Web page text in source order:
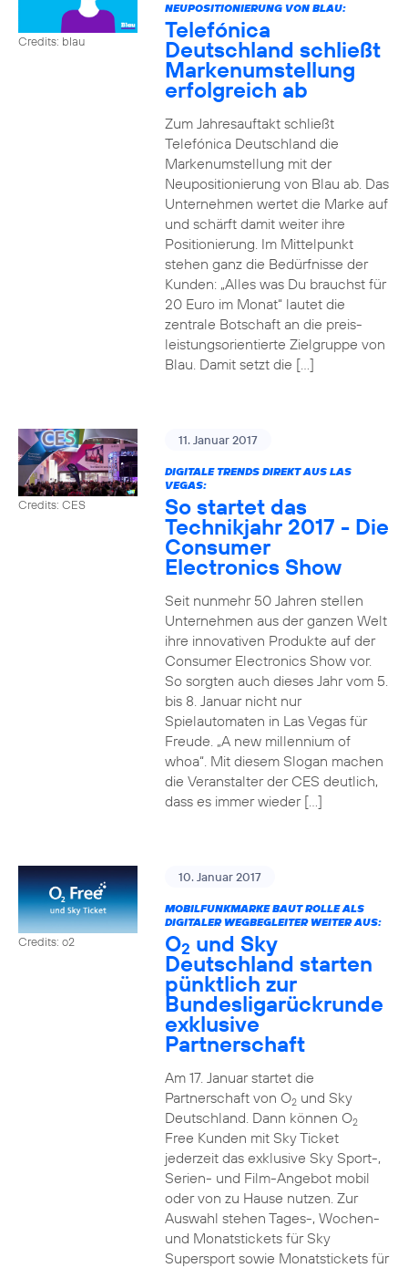
Credits: blau
NEUPOSITIONIERUNG VON BLAU:
Telefónica
Deutschland schließt
Markenumstellung
erfolgreich ab
Zum Jahresauftakt schließt
Telefónica Deutschland die
Markenumstellung mit der
Neupositionierung von Blau ab. Das
Unternehmen wertet die Marke auf
und schärft damit weiter ihre
Positionierung. Im Mittelpunkt
stehen ganz die Bedürfnisse der
Kunden: „Alles was Du brauchst für
20 Euro im Monat“ lautet die
zentrale Botschaft an die preis-
leistungsorientierte Zielgruppe von
Blau. Damit setzt die […]
Credits: CES
11. Januar 2017
DIGITALE TRENDS DIREKT AUS LAS
VEGAS:
So startet das
Technikjahr 2017 - Die
Consumer
Electronics Show
Seit nunmehr 50 Jahren stellen
Unternehmen aus der ganzen Welt
ihre innovativen Produkte auf der
Consumer Electronics Show vor.
So sorgten auch dieses Jahr vom 5.
bis 8. Januar nicht nur
Spielautomaten in Las Vegas für
Freude. „A new millennium of
whoa“. Mit diesem Slogan machen
die Veranstalter der CES deutlich,
dass es immer wieder […]
Credits: o2
10. Januar 2017
MOBILFUNKMARKE BAUT ROLLE ALS
DIGITALER WEGBEGLEITER WEITER AUS:
O2 und Sky
Deutschland starten
pünktlich zur
Bundesligarückrunde
exklusive
Partnerschaft
Am 17. Januar startet die
Partnerschaft von O2und Sky
Deutschland. Dann können O2
Free Kunden mit Sky Ticket
jederzeit das exklusive Sky Sport-,
Serien- und Film-Angebot mobil
oder von zu Hause nutzen. Zur
Auswahl stehen Tages-, Wochen-
und Monatstickets für Sky
Supersport sowie Monatstickets für